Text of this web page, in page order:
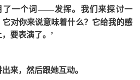
一个词 ——发挥。我们来探讨一
对你来说意味着什么？它给我的感
要表演了。 ’
来，然后跟她互动。